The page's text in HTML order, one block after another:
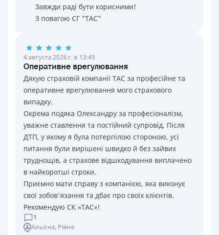
Завжди раді бути корисними!
З повагою СГ "ТАС"
4 августа 2026 г. в 13:49
Оперативне врегулювання
Дякую страховій компанії ТАС за професійне та
оперативне врегулювання мого страхового
випадку.
Окрема подяка Олександру за професіоналізм,
уважне ставлення та постійний супровід. Після
ДТП, у якому я була потерпілою стороною, усі
питання були вирішені швидко й без зайвих
труднощів, а страхове відшкодування виплачено
в найкоротші строки.
Приємно мати справу з компанією, яка виконує
свої зобов'язання та дбає про своїх клієнтів.
Рекомендую СК «ТАС»!
1
Альона, Рівне